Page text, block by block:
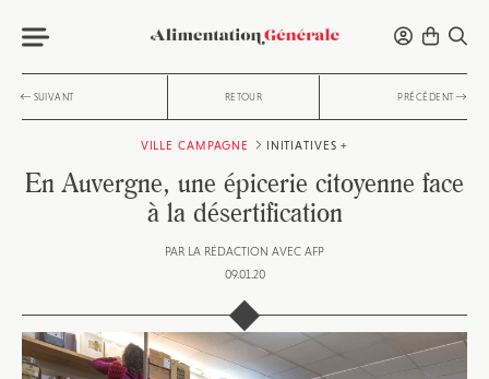
SUIVANT RETOUR PRÉCÉDENT
VILLE CAMPAGNE INITIATIVES +
En Auvergne, une épicerie citoyenne face
à la désertification
PAR LA RÉDACTION AVEC AFP
09.01.20